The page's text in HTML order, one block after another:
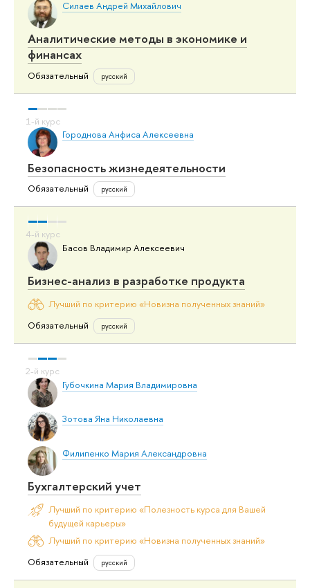
Силаев Андрей Михайлович
Аналитические методы в экономике и
финансах
Обязательный русский
Городнова Анфиса Алексеевна
Безопасность жизнедеятельности
Обязательный русский
Басов Владимир Алексеевич
Бизнес-анализ в разработке продукта
Лучший по критерию «Новизна полученных знаний»
Обязательный
русский
Губочкина Мария Владимировна
Зотова Яна Николаевна
Филипенко Мария Александровна
Бухгалтерский учет
Лучший по критерию «Полезность курса для Вашей
будущей карьеры»
Лучший по критерию «Новизна полученных знаний»
Обязательный
русский